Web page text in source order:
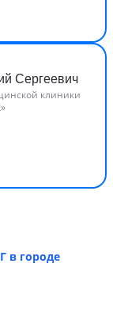
Сергеевич
клиники
в городе